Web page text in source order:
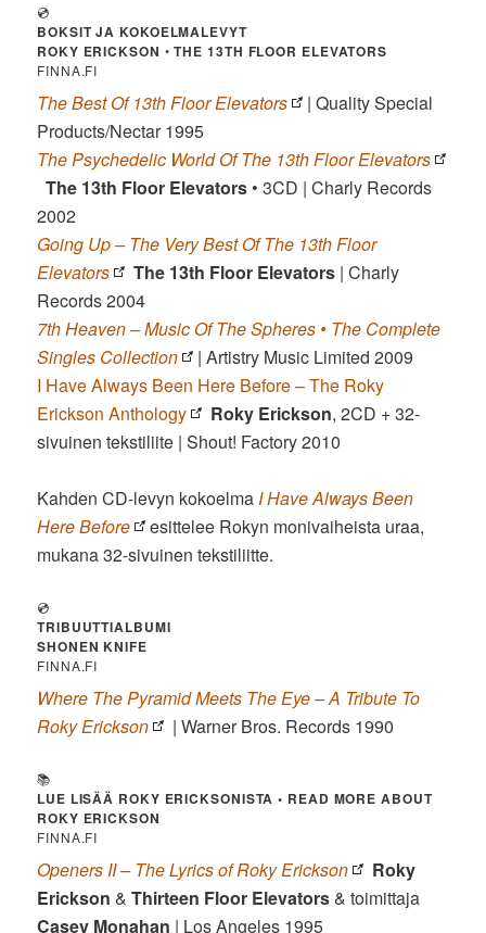
💿
BOKSIT JA KOKOELMALEVYT
ROKY ERICKSON • THE 13TH FLOOR ELEVATORS
FINNA.FI
The Best Of 13th Floor Elevators
| Quality Special
Products/Nectar 1995
The Psychedelic World Of The 13th Floor Elevators
The 13th Floor Elevators • 3CD | Charly Records
2002
Going Up – The Very Best Of The 13th Floor
Elevators
The 13th Floor Elevators | Charly
Records 2004
7th Heaven – Music Of The Spheres • The Complete
Singles Collection
| Artistry Music Limited 2009
I Have Always Been Here Before – The Roky
Erickson Anthology
Roky Erickson, 2CD + 32-
sivuinen tekstiliite |Shout! Factory 2010
Kahden CD-levyn kokoelma I Have Always Been
Here Before
esittelee Rokyn monivaiheista uraa,
mukana 32-sivuinen tekstiliitte.
💿
TRIBUUTTIALBUMI
SHONEN KNIFE
FINNA.FI
Where The Pyramid Meets The Eye – A Tribute To
Roky Erickson
| Warner Bros. Records 1990
📚
LUE LISÄÄ ROKY ERICKSONISTA • READ MORE ABOUT
ROKY ERICKSON
FINNA.FI
Openers II – The Lyrics of Roky Erickson
Roky
Erickson &Thirteen Floor Elevators& toimittaja
Casey Monahan | Los Angeles 1995